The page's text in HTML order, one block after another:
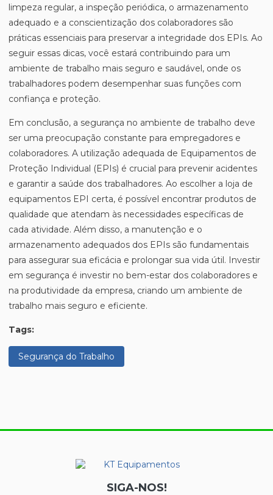
limpeza regular, a inspeção periódica, o armazenamento
adequado e a conscientização dos colaboradores são
práticas essenciais para preservar a integridade dos EPIs. Ao
seguir essas dicas, você estará contribuindo para um
ambiente de trabalho mais seguro e saudável, onde os
trabalhadores podem desempenhar suas funções com
confiança e proteção.
Em conclusão, a segurança no ambiente de trabalho deve
ser uma preocupação constante para empregadores e
colaboradores. A utilização adequada de Equipamentos de
Proteção Individual (EPIs) é crucial para prevenir acidentes
e garantir a saúde dos trabalhadores. Ao escolher a loja de
equipamentos EPI certa, é possível encontrar produtos de
qualidade que atendam às necessidades específicas de
cada atividade. Além disso, a manutenção e o
armazenamento adequados dos EPIs são fundamentais
para assegurar sua eficácia e prolongar sua vida útil. Investir
em segurança é investir no bem-estar dos colaboradores e
na produtividade da empresa, criando um ambiente de
trabalho mais seguro e eficiente.
Tags:
Segurança do Trabalho
SIGA-NOS!